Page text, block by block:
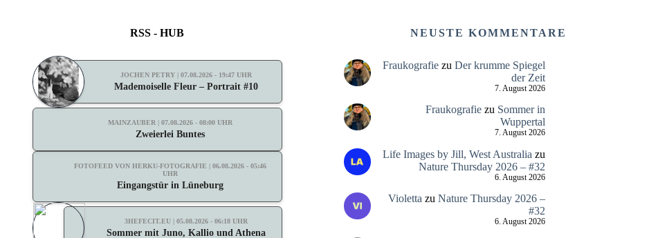
RSS - HUB
JOCHEN PETRY | 07.08.2026 - 19:47 UHR
Mademoiselle Fleur – Portrait #10
MAINZAUBER | 07.08.2026 - 08:00 UHR
Zweierlei Buntes
FOTOFEED VON HERKU-FOTOGRAFIE | 06.08.2026 - 05:46
UHR
Eingangstür in Lüneburg
3HEFECIT.EU | 05.08.2026 - 06:18 UHR
Sommer mit Juno, Kallio und Athena
NEUSTE KOMMENTARE
Fraukografiezu Der krumme Spiegel
der Zeit
7. August 2026
Fraukografiezu Sommer in
Wuppertal
7. August 2026
Life Images by Jill, West Australia zu
Nature Thursday 2026 – #32
6. August 2026
Violettazu Nature Thursday 2026 –
#32
6. August 2026